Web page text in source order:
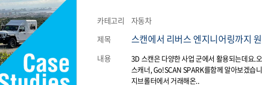
카테고리
자동차
제목
스캔에서 리버스 엔지니어링까지
내용
3D 스캔은 다양한 사업 군에서 활용되는데요.
스캐너, Go!SCAN SPARK를함께 알아보겠습
지브롤터에서 거래해온..